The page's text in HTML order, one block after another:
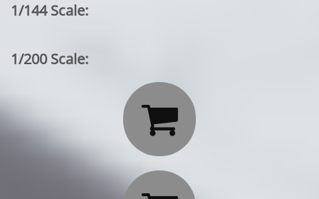
1/144 Scale:
1/200 Scale:
